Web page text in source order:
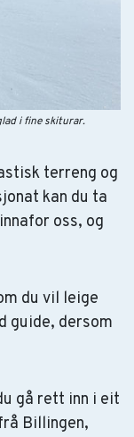
i fine skiturar.
terreng og
kan du ta
oss, og
du vil leige
guide, dersom
gå rett inn i eit
Billingen,